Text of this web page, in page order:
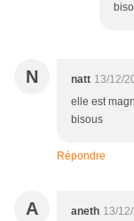
N natt 13/12/
elle est
bisous
Répondre
A aneth 13/